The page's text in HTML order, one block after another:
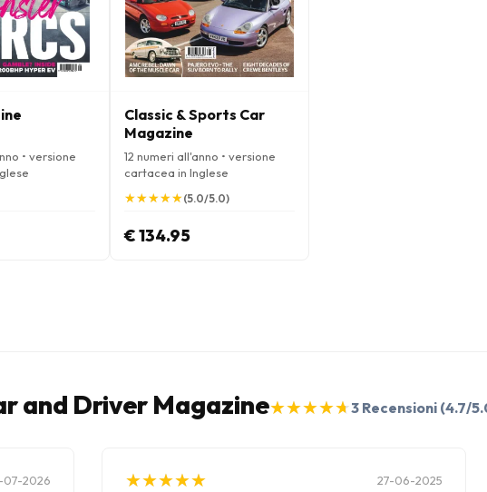
• versione
Classic & Sports Car
Magazine
12 numeri all'anno • versione
cartacea in Inglese
★
★★
★★
★★
★★
★(5.0/5.0)
€ 134.95
and Driver Magazine★
★★
★★
★★
★★
★3 Recensioni (4.7/
07-2026 ★
★★
★★
★★
★★
★ 27-06-2025